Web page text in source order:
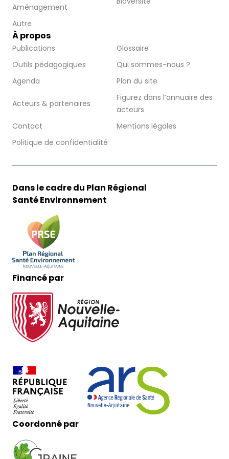
Aménagement
Autre
À propos
Publications
Glossaire
Outils pédagogiques
Qui sommes-nous ?
Agenda
Plan du site
Acteurs & partenaires
Figurez dans l’annuaire des
acteurs
Contact
Mentions légales
Politique de confidentialité
Dans le cadre du Plan Régional
Santé Environnement
Financé par
Coordonné par